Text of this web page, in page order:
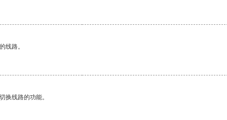
线路。
换线路的功能。